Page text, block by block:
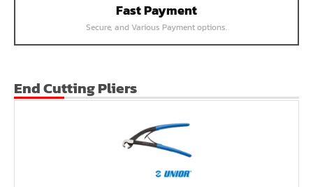
หน้าแปลนเชื่อม SUS304 JEF 20K FF
หน้าแปลนเชื่อม SUS304 JEF 300P RF
หน้าแปลนเชื่อม SUS304 JEF 150P RF
หน้าแปลนเหล็กเกลียวใน JEF PN40
หน้าแปลนเหล็กเกลียวใน JEF PN16
หน้าแปลนเหล็กเกลียวใน JEF 10K TR
Fast Payment
Secure, and Various Payment options.
End Cutting Pliers